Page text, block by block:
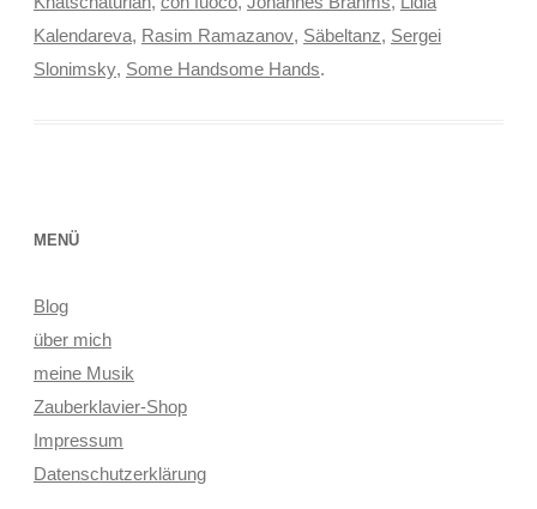
Kalendareva, Rasim Ramazanov, Säbeltanz, Sergei
Slonimsky, Some Handsome Hands.
MENÜ
Blog
über mich
meine Musik
Zauberklavier-Shop
Impressum
Datenschutzerklärung